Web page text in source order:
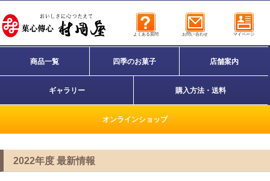
よくある質問 お問い合わせ マイページ
商品一覧 四季のお菓子 店舗案内
ギャラリー 購入方法・送料
オンラインショップ
2022年度 最新情報